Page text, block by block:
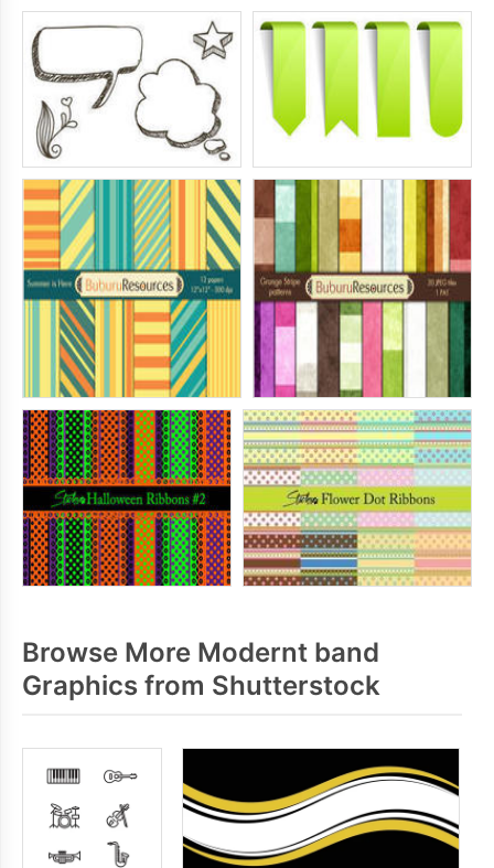
Browse More Modernt band
Graphics from Shutterstock